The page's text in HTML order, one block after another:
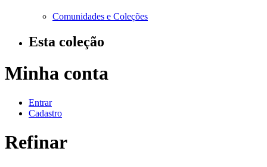
Comunidades e Coleções
Esta coleção
Minha conta
Entrar
Cadastro
Refinar